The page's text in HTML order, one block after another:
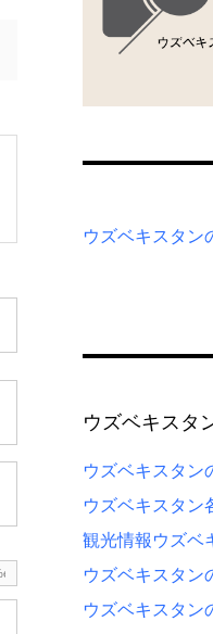
ウズベキスタン
ウズベキスタ
ウズベキスタン
ウズベキスタン
観光情報 ウズベ
ウズベキスタン
ウズベキスタン